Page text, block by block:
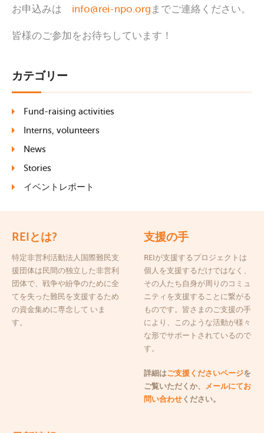
お申込みは info@rei-npo.org までご連絡ください。
皆様のご参加をお待ちしています！
カテゴリー
Fund-raising activities
Interns, volunteers
News
Stories
イベントレポート
REIとは?
特定非営利活動法人国際難民支
援団体は民間の独立した非営利
団体で、戦争や紛争のために全
てを失った難民を支援するため
の資金集めに専念して いま
す。
支援の手
REIが支援するプロジェクトは
個人を支援するだけではなく、
その人たち自身が周りのコミュ
ニティを支援することに繋がる
ものです。皆さまのご支援の手
により、このような活動が様々
な形でサポートされているので
す。
詳細はご支援くださいページを
ご覧いただくか、
メールにてお
問い合わせ ください。